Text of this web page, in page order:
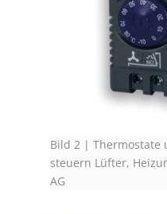
Bild 2 | Thermostate
steuern Lüfter,
AG